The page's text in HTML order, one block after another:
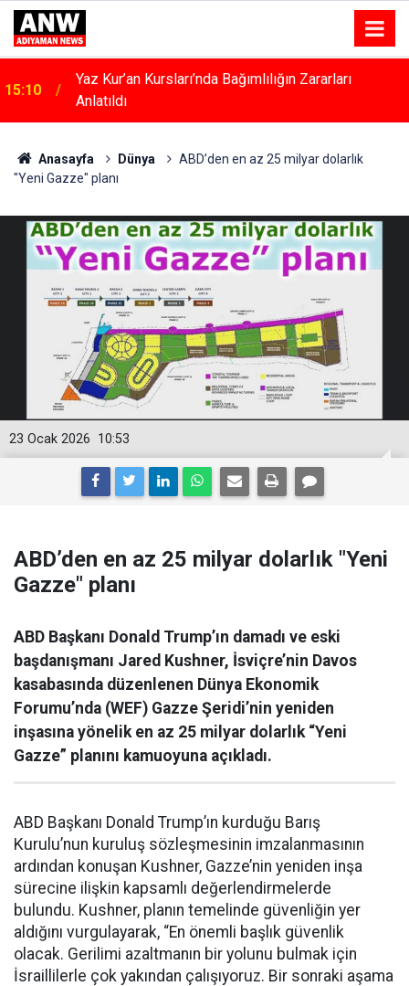
15:04
Kahta’da Kadınlara Özel Yaşam Ve Yüzme Merkezi
Yükseliyor
Anasayfa Dünya
ABD’den en az 25 milyar dolarlık
"Yeni Gazze" planı
10:53
23 Ocak 2026
ABD’den en az 25 milyar dolarlık "Yeni
Gazze" planı
ABD Başkanı Donald Trump’ın damadı ve eski
başdanışmanı Jared Kushner, İsviçre’nin Davos
kasabasında düzenlenen Dünya Ekonomik
Forumu’nda (WEF) Gazze Şeridi’nin yeniden
inşasına yönelik en az 25 milyar dolarlık “Yeni
Gazze” planını kamuoyuna açıkladı.
ABD Başkanı Donald Trump’ın kurduğu Barış
Kurulu’nun kuruluş sözleşmesinin imzalanmasının
ardından konuşan Kushner, Gazze’nin yeniden inşa
sürecine ilişkin kapsamlı değerlendirmelerde
bulundu. Kushner, planın temelinde güvenliğin yer
aldığını vurgulayarak, “En önemli başlık güvenlik
olacak. Gerilimi azaltmanın bir yolunu bulmak için
İsraillilerle çok yakından çalışıyoruz. Bir sonraki aşama